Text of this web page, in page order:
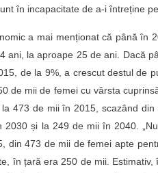
în incapacitate de a-i întreține
a mai menționat că până în
ani, la aproape 25 de ani. Dacă
de la 9%, a crescut destul de
de mii de femei cu vârsta
la 473 de mii în 2015, scazând
2030 și la 249 de mii în 2040.
din 473 de mii de femei apte
în țară era 250 de mii.